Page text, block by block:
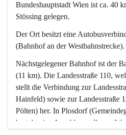
Bundeshauptstadt Wien ist ca. 40
Stössing gelegen.
Der Ort besitzt eine
(Bahnhof an der Westbahnstrecke).
Nächstgelegener Bahnhof ist der
(11 km). Die Landesstraße 110,
stellt die Verbindung zur
Hainfeld) sowie zur Landesstraße
Pölten) her. In Plosdorf
besteht eine Anschlussstelle zur